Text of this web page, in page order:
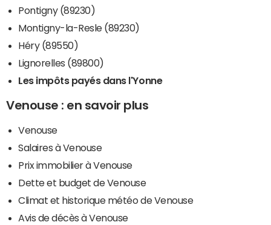
Pontigny (89230)
Montigny-la-Resle (89230)
Héry (89550)
Lignorelles (89800)
Les impôts payés dans l'Yonne
Venouse : en savoir plus
Venouse
Salaires à Venouse
Prix immobilier à Venouse
Dette et budget de Venouse
Climat et historique météo de Venouse
Avis de décès à Venouse